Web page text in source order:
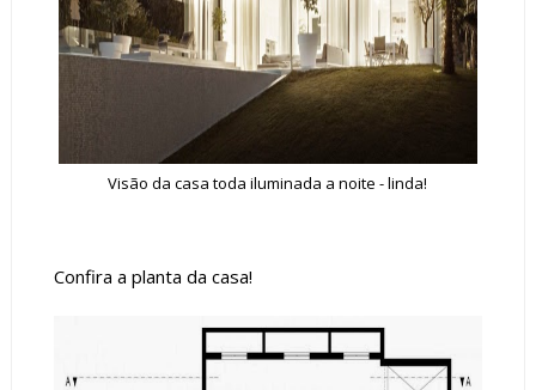
Visão da casa toda iluminada a noite - linda!
Confira a planta da casa!